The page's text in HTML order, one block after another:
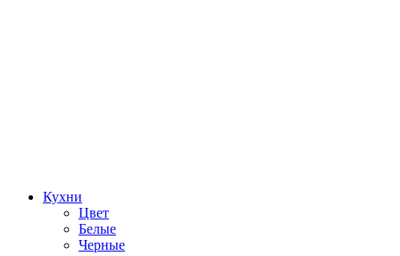
Кухни
Цвет
Белые
Черные